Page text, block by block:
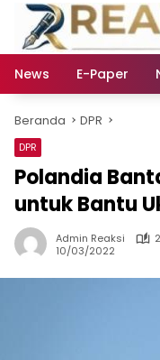
Langsung
konten
News
E-Paper
Beranda DPR
DPR
Polandia
untuk Bantu
Admin Reaksi
10/03/2022